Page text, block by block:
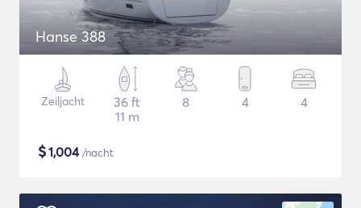
Hanse 388
Zeiljacht
36 ft
11 m
8 4 4
$1,004/nacht